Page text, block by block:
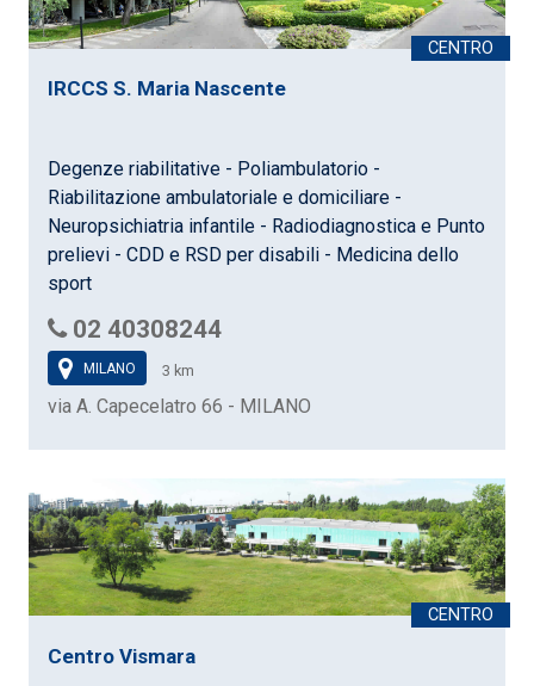
IRCCS S. Maria Nascente
Degenze riabilitative - Poliambulatorio -
Riabilitazione ambulatoriale e domiciliare -
Neuropsichiatria infantile - Radiodiagnostica e Punto
prelievi - CDD e RSD per disabili - Medicina dello
sport
02 40308244
MILANO 3 km
via A. Capecelatro 66 - MILANO
Centro Vismara